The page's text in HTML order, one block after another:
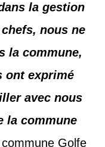
la gestion
nous ne
la commune,
ont exprimé
avec nous
la commune
Golfe